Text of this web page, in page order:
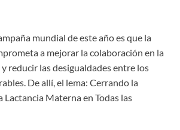
mundial de este año es que la
a mejorar la colaboración en la
reducir las desigualdades entre los
De allí, el lema: Cerrando la
Lactancia Materna en Todas las